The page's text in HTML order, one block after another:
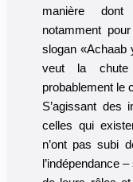
manière dont
notamment
slogan «Achaab
veut la
probablement le
S’agissant des
celles qui
n’ont pas subi
l’indépendance